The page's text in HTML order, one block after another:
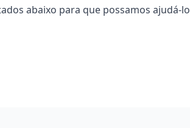
abaixo para que possamos ajudá-lo